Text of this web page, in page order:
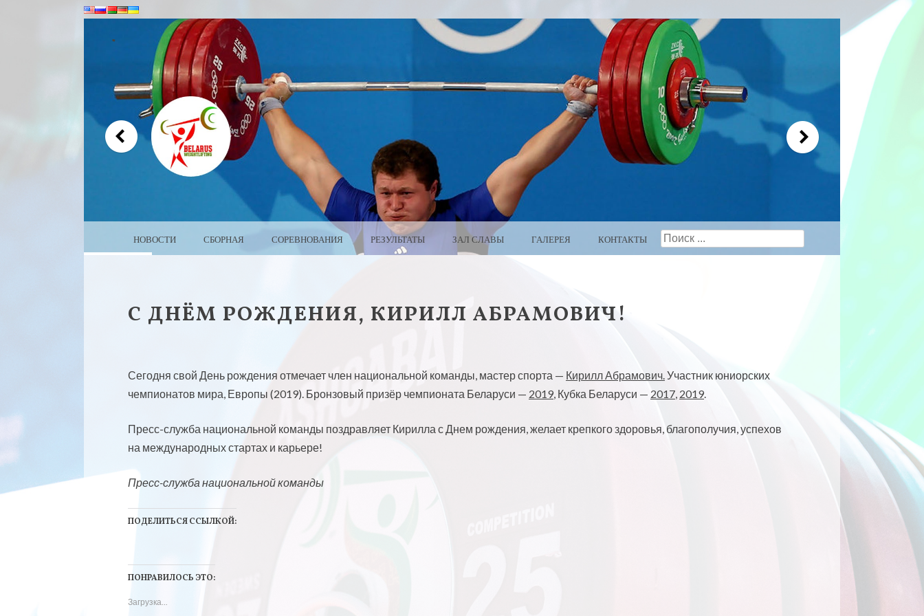
MENU
SKIP TO CONTENT
НОВОСТИ СБОРНАЯ СОРЕВНОВАНИЯ РЕЗУЛЬТАТЫ ЗАЛ СЛАВЫ ГАЛЕРЕЯ КОНТАКТЫ Search
С ДНЁМ РОЖДЕНИЯ, КИРИЛЛ АБРАМОВИЧ!
Сегодня свой День рождения отмечает член национальной команды, мастер спорта — Кирилл Абрамович.Участник юниорских
чемпионатов мира, Европы (2019). Бронзовый призёр чемпионата Беларуси — 2019, Кубка Беларуси — 2017, 2019.
Пресс-служба национальной команды поздравляет Кирилла с Днем рождения, желает крепкого здоровья, благополучия, успехов
на международных стартах и карьере!
Пресс-служба национальной команды
ПОДЕЛИТЬСЯ ССЫЛКОЙ:
аа
м
ПОНРАВИЛОСЬ ЭТО:
Загрузка...